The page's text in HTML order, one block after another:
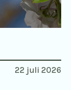
22 juli 2026